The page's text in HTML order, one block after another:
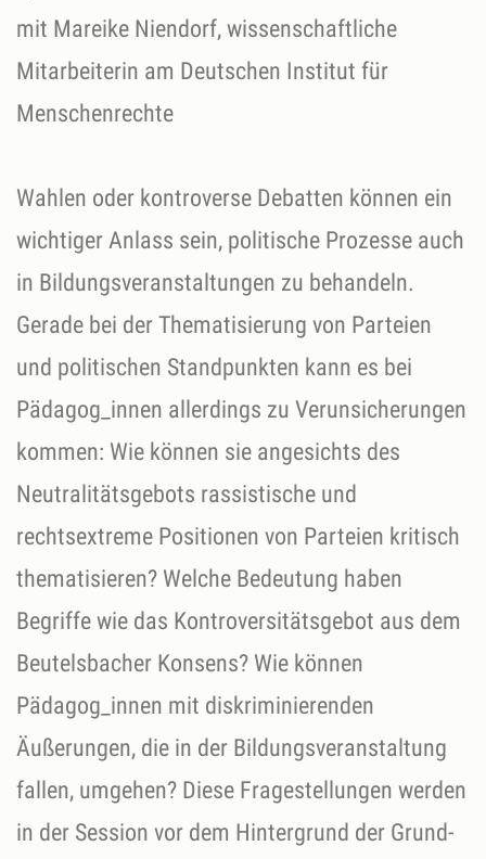
mit Mareike Niendorf, wissenschaftliche
Mitarbeiterin am Deutschen Institut für
Menschenrechte
Wahlen oder kontroverse Debatten können ein
wichtiger Anlass sein, politische Prozesse auch
in Bildungsveranstaltungen zu behandeln.
Gerade bei der Thematisierung von Parteien
und politischen Standpunkten kann es bei
Pädagog_innen allerdings zu Verunsicherungen
kommen: Wie können sie angesichts des
Neutralitätsgebots rassistische und
rechtsextreme Positionen von Parteien kritisch
thematisieren? Welche Bedeutung haben
Begriffe wie das Kontroversitätsgebot aus dem
Beutelsbacher Konsens? Wie können
Pädagog_innen mit diskriminierenden
Äußerungen, die in der Bildungsveranstaltung
fallen, umgehen? Diese Fragestellungen werden
in der Session vor dem Hintergrund der Grund-